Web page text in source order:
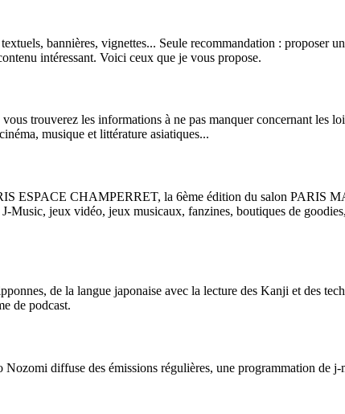
bannières, vignettes... Seule recommandation : proposer
intéressant. Voici ceux que je vous propose.
trouverez les informations à ne pas manquer concernant les
musique et littérature asiatiques...
ESPACE CHAMPERRET, la 6ème édition du salon PARIS
Music, jeux vidéo, jeux musicaux, fanzines, boutiques de
de la langue japonaise avec la lecture des Kanji et des
de podcast.
diffuse des émissions régulières, une programmation de